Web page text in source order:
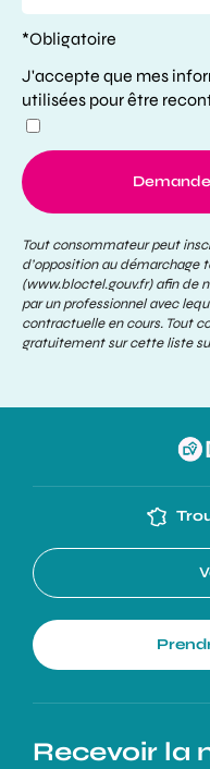
*Obligatoire
J'accepte que mes
utilisées pour être
Tout consommateur peut
d’opposition au démarchage
(www.bloctel.gouv.fr) afin de
par un professionnel avec
contractuelle en cours. Tout
gratuitement sur cette liste
Recevoir la